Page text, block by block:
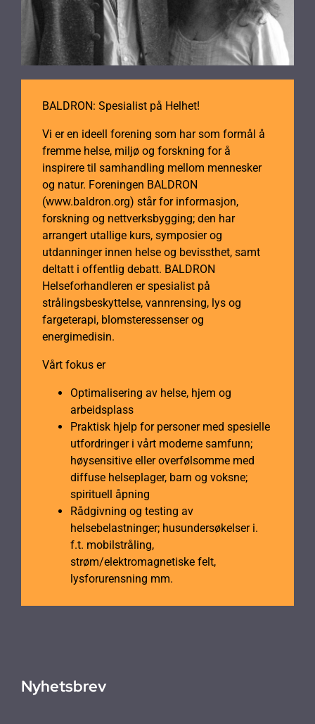
BALDRON: Spesialist på Helhet!
Vi er en ideell forening som har som formål å
fremme helse, miljø og forskning for å
inspirere til samhandling mellom mennesker
og natur. Foreningen BALDRON
(www.baldron.org) står for informasjon,
forskning og nettverksbygging; den har
arrangert utallige kurs, symposier og
utdanninger innen helse og bevissthet, samt
deltatt i offentlig debatt. BALDRON
Helseforhandleren er spesialist på
strålingsbeskyttelse, vannrensing, lys og
fargeterapi, blomsteressenser og
energimedisin.
Vårt fokus er
Optimalisering av helse, hjem og
arbeidsplass
Praktisk hjelp for personer med spesielle
utfordringer i vårt moderne samfunn;
høysensitive eller overfølsomme med
diffuse helseplager, barn og voksne;
spirituell åpning
Rådgivning og testing av
helsebelastninger; husundersøkelser i.
f.t. mobilstråling,
strøm/elektromagnetiske felt,
lysforurensning mm.
Nyhetsbrev